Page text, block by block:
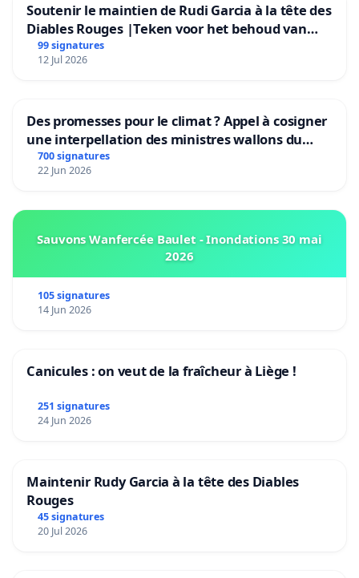
Soutenir le maintien de Rudi Garcia à la tête des
Diables Rouges |Teken voor het behoud van
Rudi Garcia als bondscoach
99 signatures
12 Jul 2026
Des promesses pour le climat ? Appel à cosigner
une interpellation des ministres wallons du
climat et de l’environnement.
700 signatures
22 Jun 2026
Sauvons Wanfercée Baulet - Inondations 30 mai
2026
105 signatures
14 Jun 2026
Canicules : on veut de la fraîcheur à Liège !
251 signatures
24 Jun 2026
Maintenir Rudy Garcia à la tête des Diables
Rouges
45 signatures
20 Jul 2026